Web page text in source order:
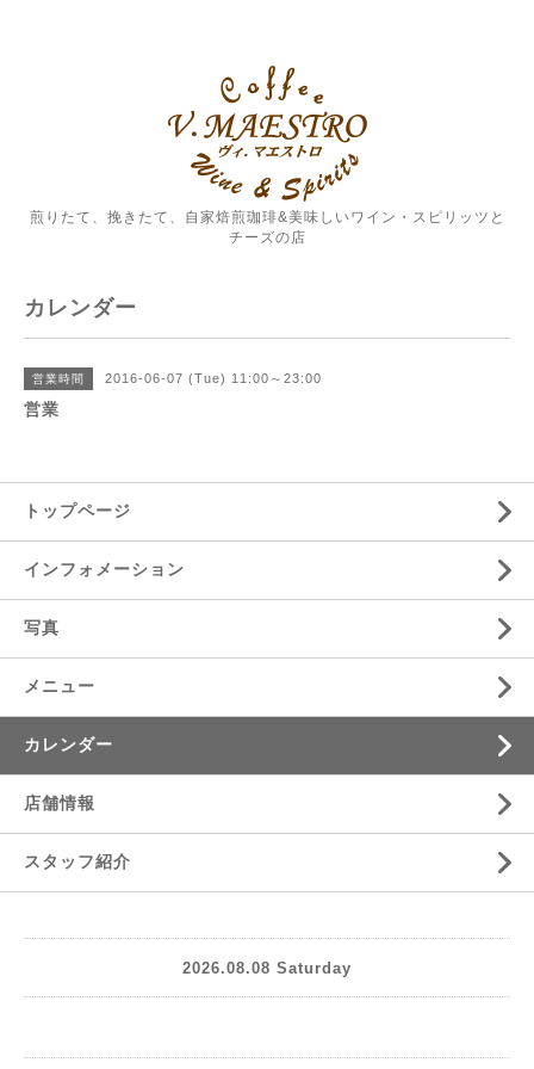
煎りたて、挽きたて、自家焙煎珈琲&美味しいワイン・スピリッツと
チーズの店
カレンダー
営業時間 2016-06-07 (Tue) 11:00～23:00
営業
トップページ
インフォメーション
写真
メニュー
カレンダー
店舗情報
スタッフ紹介
2026.08.08 Saturday